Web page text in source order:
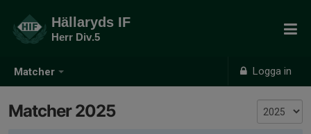
Matcher Logga in
Hällaryds IF
Herr Div.5
Matcher 2025